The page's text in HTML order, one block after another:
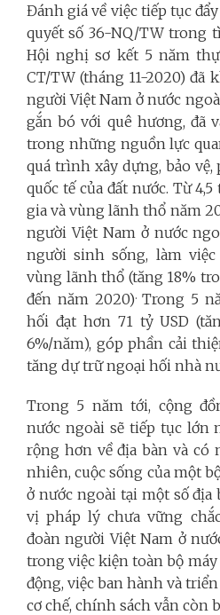
Đánh giá về việc tiếp tục
quyết số 36-NQ/TW trong
Hội nghị sơ kết 5 năm
CT/TW (tháng 11-2020) đã
người Việt Nam ở nước
gắn bó với quê hương, đã
trong những nguồn lực
quá trình xây dựng, bảo
quốc tế của đất nước. Từ
gia và vùng lãnh thổ năm
người Việt Nam ở nước
người sinh sống, làm
vùng lãnh thổ (tăng 18%
đến năm 2020).Trong 5
hối đạt hơn 71 tỷ USD
6%/năm), góp phần cải
tăng dự trữ ngoại hối nhà
Trong 5 năm tới, cộng
nước ngoài sẽ tiếp tục lớn
rộng hơn về địa bàn và có
nhiên, cuộc sống của một
ở nước ngoài tại một số
vị pháp lý chưa vững
đoàn người Việt Nam ở
trong việc kiện toàn bộ
động, việc ban hành và
cơ chế, chính sách vẫn còn